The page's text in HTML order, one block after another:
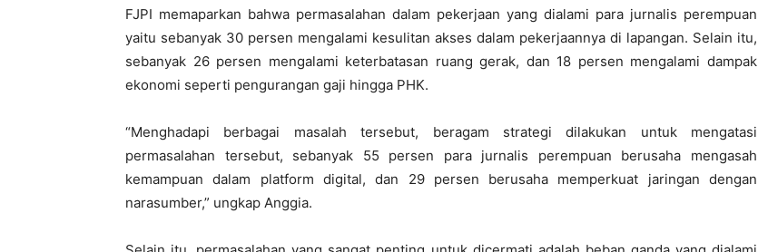
FJPI memaparkan bahwa permasalahan dalam pekerjaan yang dialami para jurnalis perempuan
yaitu sebanyak 30 persen mengalami kesulitan akses dalam pekerjaannya di lapangan. Selain itu,
sebanyak 26 persen mengalami keterbatasan ruang gerak, dan 18 persen mengalami dampak
ekonomi seperti pengurangan gaji hingga PHK.
“Menghadapi berbagai masalah tersebut, beragam strategi dilakukan untuk mengatasi
permasalahan tersebut, sebanyak 55 persen para jurnalis perempuan berusaha mengasah
kemampuan dalam platform digital, dan 29 persen berusaha memperkuat jaringan dengan
narasumber,” ungkap Anggia.